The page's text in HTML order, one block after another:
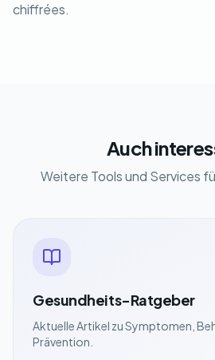
chiffrées.
Auch
Weitere Tools und Services
Gesundheits-Ratgeber
Aktuelle Artikel zu Symptomen,
Prävention.